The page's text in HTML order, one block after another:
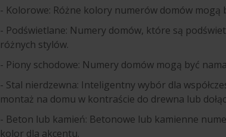
- Kolorowe: Różne kolory numerów domów mogą
- Podświetlane: Numery domów, które są
różnych stylów.
- Piony schodowe: Numery domów mogą być
- Stal nierdzewna: Inteligentny wybór dla
montaż na domu w kontraście do drewna lub
- Beton lub kamień: Betonowe lub kamienne
kolor dla akcentu.